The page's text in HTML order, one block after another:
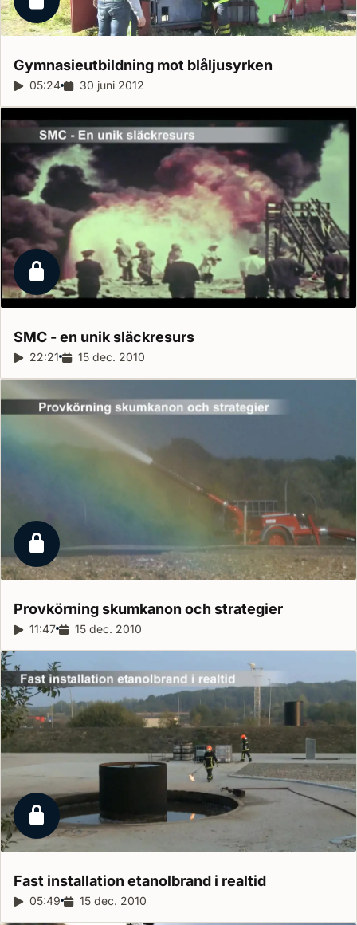
Låst reportage
Gymnasieutbildning mot blåljusyrken
Reportagelängd:
05:24 Releasedatum:
30 juni 2012
Låst reportage
SMC - en uniksläckresurs
Reportagelängd:
22:21 Releasedatum:
15 dec. 2010
Låst reportage
Provkörning skumkanon och strategier
Reportagelängd:
11:47 Releasedatum:
15 dec. 2010
Låst reportage
Fast installation etanolbrand i realtid
Reportagelängd:
05:49 Releasedatum:
15 dec. 2010